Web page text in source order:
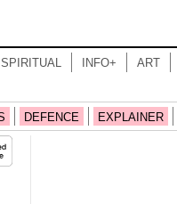
SPIRITUAL INFO+ ART
DEFENCE EXPLAINER